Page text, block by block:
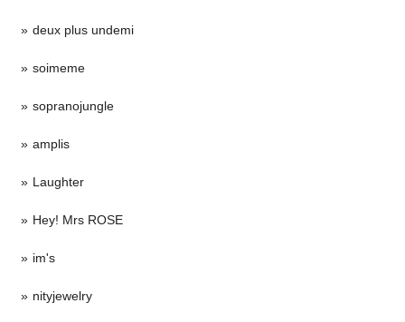
deux plus undemi
soimeme
sopranojungle
amplis
Laughter
Hey! Mrs ROSE
im's
nityjewelry